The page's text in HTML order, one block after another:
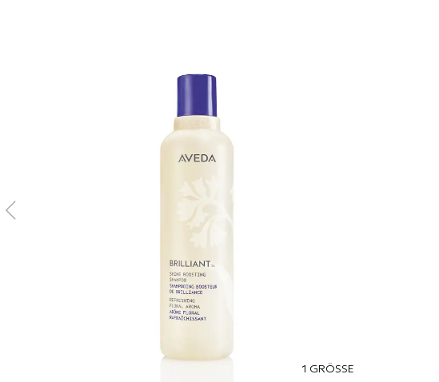
1 GRÖSSE